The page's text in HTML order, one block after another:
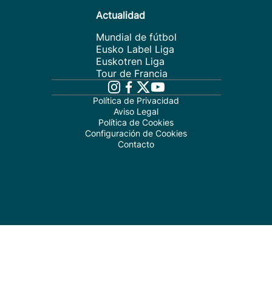
Actualidad
Mundial de fútbol
Eusko Label Liga
Euskotren Liga
Tour de Francia
Política de Privacidad
Aviso Legal
Política de Cookies
Configuración de Cookies
Contacto